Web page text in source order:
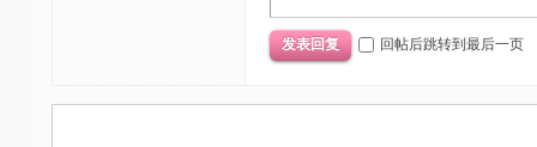
发表回复 回帖后跳转到最后一页